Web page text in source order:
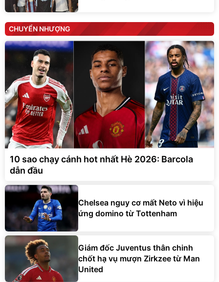
CHUYỂN NHƯỢNG
10 sao chạy cánh hot nhất Hè 2026: Barcola
dẫn đầu
Chelsea nguy cơ mất Neto vì hiệu
ứng domino từ Tottenham
Giám đốc Juventus thân chinh
chốt hạ vụ mượn Zirkzee từ Man
United